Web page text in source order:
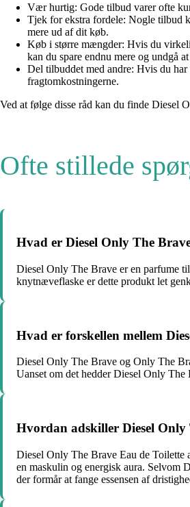
Vær hurtig: Gode tilbud varer ofte
Tjek for ekstra fordele: Nogle tilbud
mere ud af dit køb.
Køb i større mængder: Hvis du
kan du spare endnu mere og undgå
Del tilbuddet med andre: Hvis du
fragtomkostningerne.
Ved at følge disse råd kan du finde Diesel
Ofte stillede
Hvad er Diesel Only The
Diesel Only The Brave er en parfume
knytnæveflaske er dette produkt let
Hvad er forskellen mellem
Diesel Only The Brave og Only The
Uanset om det hedder Diesel Only
Hvordan adskiller Diesel Only
Diesel Only The Brave Eau de Toilette
en maskulin og energisk aura. Selvom
der formår at fange essensen af